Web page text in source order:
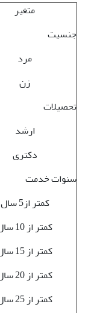
متغیر
جنسیت
مرد
زن
تحصیلات
ارشد
دکتری
سنوات خدمت
کمتر از5 سال
کمتر از 10 سال
کمتر از 15 سال
کمتر از 20 سال
کمتر از 25 سال